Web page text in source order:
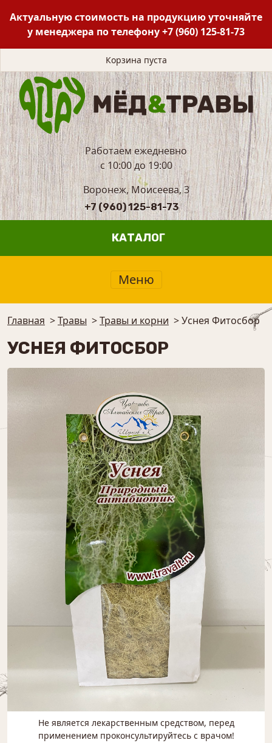
Актуальную стоимость на продукцию уточняйте
у менеджера по телефону+7 (960) 125-81-73
Корзина пуста
Работаем ежедневно
с 10:00 до 19:00
Воронеж, Моисеева, 3
+7 (960) 125-81-73
КАТАЛОГ
Меню
Главная >Травы >Травы и корни >Уснея Фитосбор
УСНЕЯ ФИТОСБОР
Не является лекарственным средством, перед
применением проконсультируйтесь с врачом!